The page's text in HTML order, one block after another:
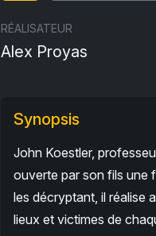
RÉALISATEUR
Alex Proyas
Synopsis
John Koestler,
ouverte par son fils une
les décryptant, il réalise
lieux et victimes de